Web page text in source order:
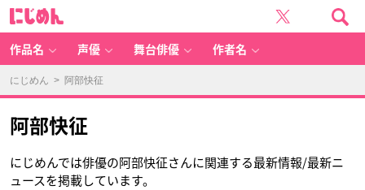
作品名 声優 舞台俳優 作者名
にじめん > 阿部快征
阿部快征
にじめんでは俳優の阿部快征さんに関連する最新情報/最新ニ
ュースを掲載しています。